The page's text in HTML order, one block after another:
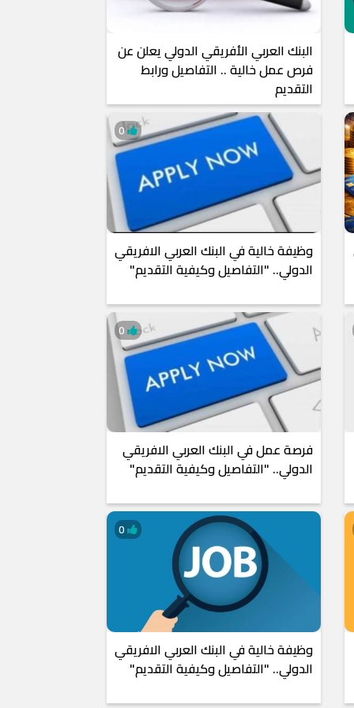
البنك العربي الأفريقي الدولي يعلن عن
فرص عمل خالية .. التفاصيل ورابط
التقديم
وظيفة خالية في البنك العربي الافريقي
الدولي.. "التفاصيل وكيفية التقديم"
0
فرصة عمل في البنك العربي الافريقي
الدولي.. "التفاصيل وكيفية التقديم"
0
وظيفة خالية في البنك العربي الافريقي
الدولي.. "التفاصيل وكيفية التقديم"
0